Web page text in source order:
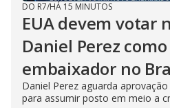
DO R7/HÁ 15 MINUTOS
EUA devem votar
Daniel Perez
embaixador no
Daniel Perez aguarda
para assumir posto em meio a